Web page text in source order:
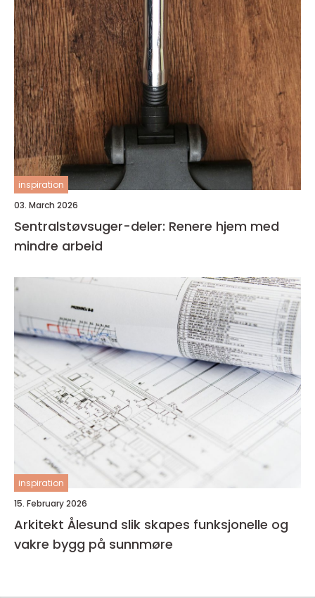
inspiration
03. March 2026
Sentralstøvsuger-deler: Renere hjem med
mindre arbeid
inspiration
15. February 2026
Arkitekt Ålesund slik skapes funksjonelle og
vakre bygg på sunnmøre